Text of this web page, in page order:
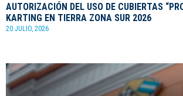
AUTORIZACIÓN DEL USO DE CUBIERTAS
KARTING EN TIERRA ZONA SUR 2026
20 JULIO, 2026